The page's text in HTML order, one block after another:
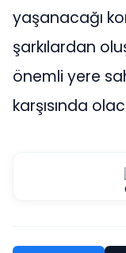
yaşanacağı
şarkılardan
önemli yere
karşısında